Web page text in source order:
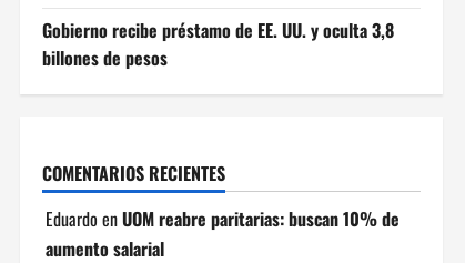
Gobierno recibe préstamo de EE. UU. y oculta 3,8
billones de pesos
COMENTARIOS RECIENTES
Eduardo enUOM reabre paritarias: buscan 10% de
aumento salarial